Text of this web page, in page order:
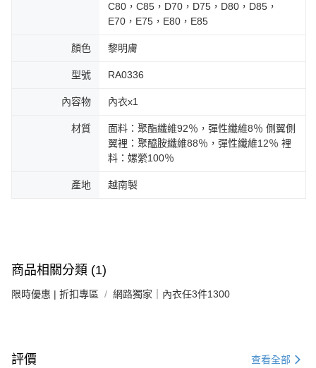
C80，C85，D70，D75，D80，D85，
E70，E75，E80，E85
顏色 黎明膚
型號 RA0336
內容物 內衣x1
材質
面料：聚酯纖維92％，彈性纖維8％ 側翼側
翼裡：聚醯胺纖維88％，彈性纖維12％ 裡
料：嫘縈100％
產地 越南製
商品相關分類 (1)
限時優惠 | 折扣專區 網路獨家｜內衣任3件1300
評價 查看全部